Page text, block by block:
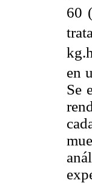
60
en
Se